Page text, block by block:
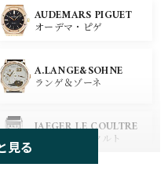
AUDEMARS PIGUET
オーデマ・ピゲ
A.LANGE&SOHNE
ランゲ＆ゾーネ
JAEGER LE COULTRE
ジャガー・ルクルト
見る